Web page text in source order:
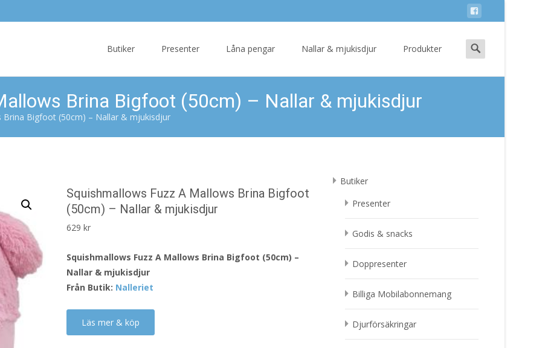
Butiker Presenter Låna pengar Nallar & mjukisdjur Produkter
Search
for:
Brina Bigfoot (50cm) – Nallar & mjukisdjur
Brina Bigfoot (50cm) – Nallar & mjukisdjur
Squishmallows Fuzz A Mallows Brina Bigfoot
(50cm) – Nallar & mjukisdjur
629kr
Squishmallows Fuzz A Mallows Brina Bigfoot (50cm) –
Nallar & mjukisdjur
Från Butik: Nalleriet
Läs mer & köp
Butiker
Presenter
Godis & snacks
Doppresenter
Billiga Mobilabonnemang
Djurförsäkringar